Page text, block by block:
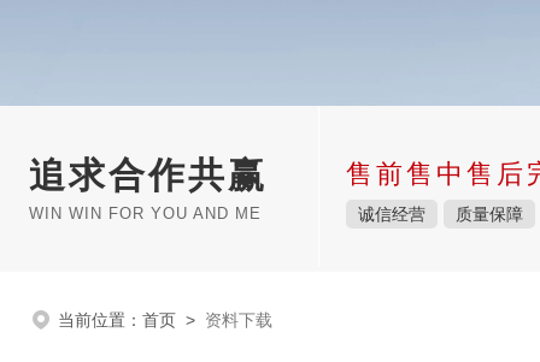
追求合作共赢
WIN WIN FOR YOU AND ME
售前售中售后
诚信经营 质量保障
当前位置： 首页 > 资料下载